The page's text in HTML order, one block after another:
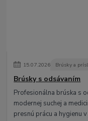
15.07.2026 Brúsky a
Brúsky s odsávaním
Profesionálna brúska s
modernej suchej a
presnú prácu a hygienu